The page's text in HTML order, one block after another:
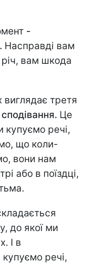
-
Насправді вам
вам шкода
виглядає третя
сподівання. Це
купуємо речі,
що коли-
вони нам
або в поїздці,
до якої ми
І в
речі,